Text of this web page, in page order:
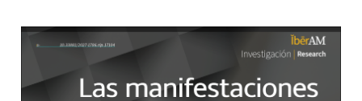
Barra lateral del artículo